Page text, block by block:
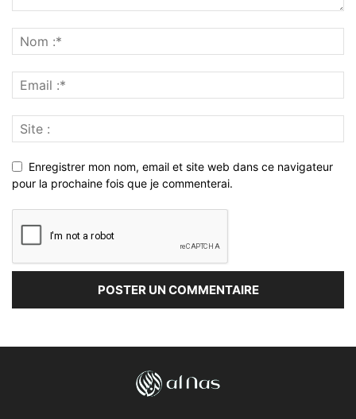
Enregistrer mon nom, email et site web dans ce navigateur
pour la prochaine fois que je commenterai.